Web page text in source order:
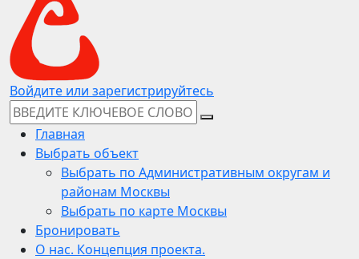
Войдите или зарегистрируйтесь
Главная
Выбрать объект
Выбрать по Административным округам и
районам Москвы
Выбрать по карте Москвы
Бронировать
О нас. Концепция проекта.